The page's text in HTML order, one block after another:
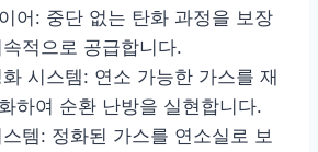
어: 중단 없는 탄화 과정을 보장
적으로 공급합니다.
시스템: 연소 가능한 가스를 재
하여 순환 난방을 실현합니다.
템: 정화된 가스를 연소실로 보